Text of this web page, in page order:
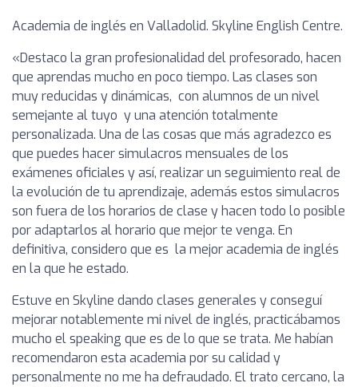
Academia de inglés en Valladolid. Skyline English Centre.
«Destaco la gran profesionalidad del profesorado, hacen
que aprendas mucho en poco tiempo. Las clases son
muy reducidas y dinámicas, con alumnos de un nivel
semejante al tuyo y una atención totalmente
personalizada. Una de las cosas que más agradezco es
que puedes hacer simulacros mensuales de los
exámenes oficiales y así, realizar un seguimiento real de
la evolución de tu aprendizaje, además estos simulacros
son fuera de los horarios de clase y hacen todo lo posible
por adaptarlos al horario que mejor te venga. En
definitiva, considero que es la mejor academia de inglés
en la que he estado.
Estuve en Skyline dando clases generales y conseguí
mejorar notablemente mi nivel de inglés, practicábamos
mucho el speaking que es de lo que se trata. Me habían
recomendaron esta academia por su calidad y
personalmente no me ha defraudado. El trato cercano, la